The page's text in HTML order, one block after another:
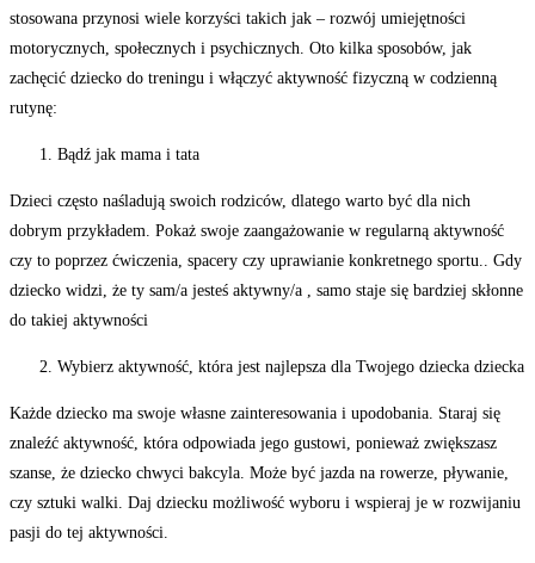
stosowana przynosi wiele korzyści takich jak – rozwój umiejętności
motorycznych, społecznych i psychicznych. Oto kilka sposobów, jak
zachęcić dziecko do treningu i włączyć aktywność fizyczną w codzienną
rutynę:
Bądź jak mama i tata
Dzieci często naśladują swoich rodziców, dlatego warto być dla nich
dobrym przykładem. Pokaż swoje zaangażowanie w regularną aktywność
czy to poprzez ćwiczenia, spacery czy uprawianie konkretnego sportu.. Gdy
dziecko widzi, że ty sam/a jesteś aktywny/a , samo staje się bardziej skłonne
do takiej aktywności
Wybierz aktywność, która jest najlepsza dla Twojego dziecka dziecka
Każde dziecko ma swoje własne zainteresowania i upodobania. Staraj się
znaleźć aktywność, która odpowiada jego gustowi, ponieważ zwiększasz
szanse, że dziecko chwyci bakcyla. Może być jazda na rowerze, pływanie,
czy sztuki walki. Daj dziecku możliwość wyboru i wspieraj je w rozwijaniu
pasji do tej aktywności.